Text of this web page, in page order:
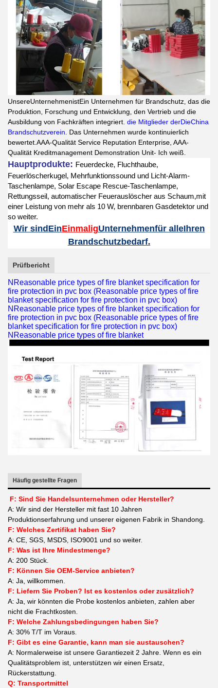
UnsereUnternehmenistEin Unternehmen für Brandschutz, das die
Produktion, Forschung und Entwicklung, den Vertrieb und die
Ausbildung von Fachkräften integriert. die Mitglieder derDieChina
Brandschutzverein . Das Unternehmen wurde kontinuierlich
bewertet.AAA-Qualität Service Reputation Enterprise, AAA-
Qualität Kreditmanagement Demonstration Unit- Ich weiß.
Hauptprodukte: Feuerdecke, Fluchthaube,
Feuerlöscherkugel, Mehrfunktionssound und Licht-Alarm-
Taschenlampe, Solar Escape Rescue-Taschenlampe,
Rettungsseil, automatischer Feuerauslöscher aus Schaum,mit
einer Leistung von mehr als 10 W, brennbaren Gasdetektor und
so weiter.
Wir sind EinEinmaligUnternehmenfür alleIhren
Brandschutzbedarf.
Prüfbericht
NReasonable price types of fire blanket specification for
fire protection in pvc box (Reasonable price types of fire
blanket specification for fire protection in pvc box)
NReasonable price types of fire blanket specification for
fire protection in pvc box (Reasonable price types of fire
blanket specification for fire protection in pvc box)
NReasonable price types of fire blanket
Häufig gestellte Fragen
F: Sind Sie Handelsunternehmen oder Hersteller?
A: Wir sind der Hersteller mit fast 10 Jahren
Produktionserfahrung und unserer eigenen Fabrik in Shandong.
F: Welches Zertifikat haben Sie?
A: CE, SGS, MSDS, ISO9001 und so weiter.
F: Was ist Ihre Mindestmenge?
A: 200 Stück.
F: Können Sie OEM-Service anbieten?
A: Ja, willkommen.
F: Liefern Sie Proben? Ist es kostenlos oder zusätzlich?
A: Ja, wir könnten die Probe kostenlos anbieten, zahlen aber
nicht die Frachtkosten.
F: Welche Zahlungsbedingungen haben Sie?
A: 30% T/T im Voraus.
F: Gibt es eine Garantie, kann man sie austauschen?
A: Normalerweise ist unsere Garantiezeit 2 Jahre. Wenn es ein
Qualitätsproblem ist, unterstützen wir einen Ersatz,
Rückerstattung.
Q: Transportmittel